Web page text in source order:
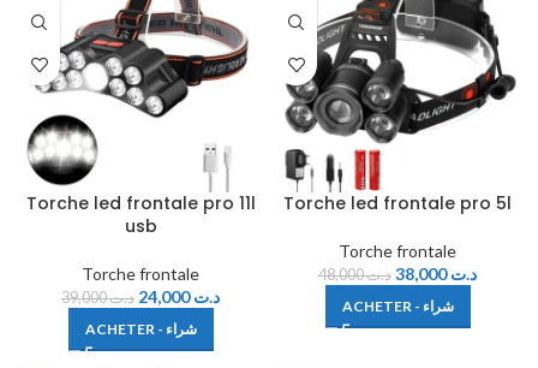
Torche led frontale pro 11l
usb
Torche frontale
د.ت39,000 د.ت24,000
ACHETER - شراء
Torche led frontale pro 5l
Torche frontale
د.ت48,000 د.ت38,000
ACHETER - شراء